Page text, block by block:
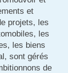
et
projets, les
les
les biens
sont gérés
de